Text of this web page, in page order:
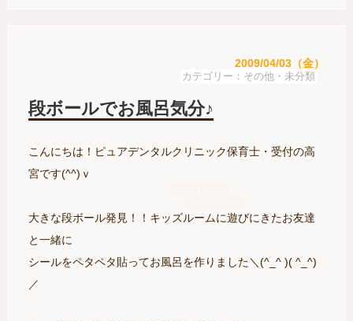
2009/04/03（金）
その他・未分類
段ボールでお風呂気分♪
こんにちは！ピュアデンタルクリニック保育士・受付の高
宮です(^^)ｖ
大きな段ボール発見！！キッズルームに遊びにきたお友達
と一緒に
シールをペタペタ貼ってお風呂を作りました＼(^_^ )( ^_^)
／